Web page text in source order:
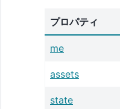
プロパティ
me
assets
state